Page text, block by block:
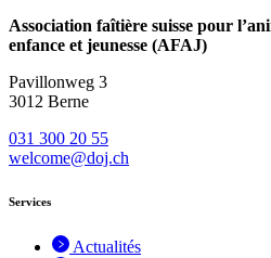
Association faîtière suisse pour
enfance et jeunesse (AFAJ)
Pavillonweg 3
3012 Berne
031 300 20 55
welcome@doj.ch
Services
Actualités